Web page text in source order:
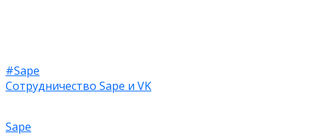
#Sape
Сотрудничество Sape и VK
Sape